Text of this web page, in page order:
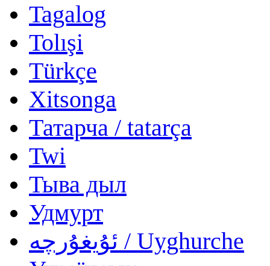
Tagalog
Tolışi
Türkçe
Xitsonga
Татарча / tatarça
Twi
Тыва дыл
Удмурт
ئۇيغۇرچە / Uyghurche